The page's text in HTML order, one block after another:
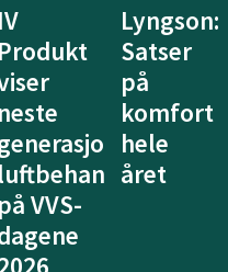
IV
Produkt
neste
luftbehandling
på VVS-
Lyngson:
Satser
på
komfort
hele
året